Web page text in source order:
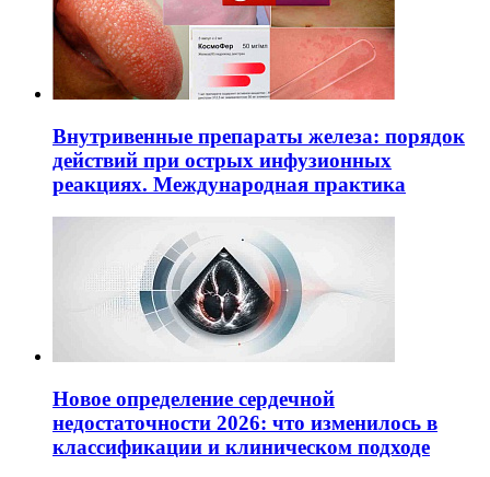
Внутривенные препараты железа: порядок
действий при острых инфузионных
реакциях. Международная практика
Новое определение сердечной
недостаточности 2026: что изменилось в
классификации и клиническом подходе